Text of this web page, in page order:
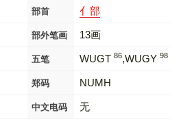
部首 亻部
部外笔画 13画
五笔 WUGT 86,WUGY 98
郑码 NUMH
中文电码 无